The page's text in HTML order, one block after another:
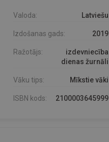
Valoda: Latviešu
Izdošanas gads: 2019
Ražotājs:
izdevniecība
dienas žurnāli
Vāku tips: Mīkstie vāki
ISBN kods: 2100003645999